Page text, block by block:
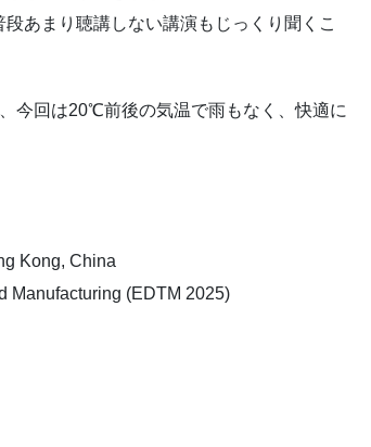
あまり聴講しない講演もじっくり聞くこ
今回は20℃前後の気温で雨もなく、快適に
Kong, China
Manufacturing (EDTM 2025)